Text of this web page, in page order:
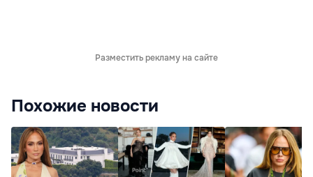
Разместить рекламу на сайте
Похожие новости